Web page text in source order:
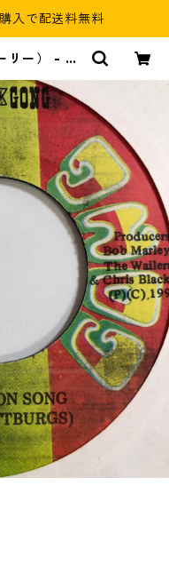
入で配送料無料
ー） - Re